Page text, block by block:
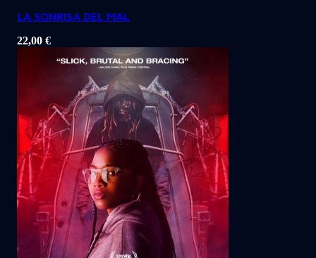
LA SONRISA DEL MAL
22,00 €